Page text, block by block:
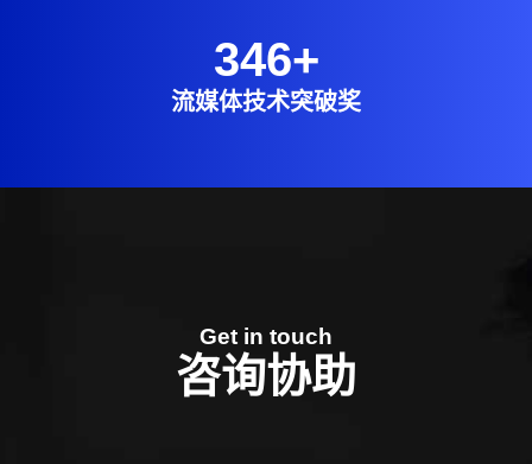
346+
流媒体技术突破奖
Get in touch
咨询协助